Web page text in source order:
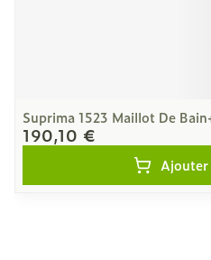
Suprima 1523 Maillot De
190,10 €
Ajouter